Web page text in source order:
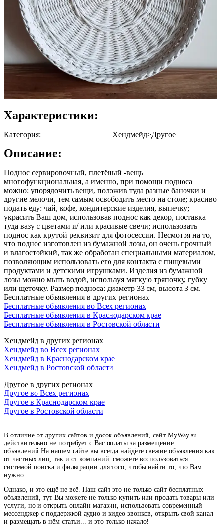
Характеристики:
Категория: Хендмейд>Другое
Описание:
Поднос сервировочный, плетёный -вещь
многофункциональная, а именно, при помощи подноса
можно: упорядочить вещи, положив туда разные баночки и
другие мелочи, тем самым освободить место на столе; красиво
подать еду: чай, кофе, кондитерские изделия, выпечку;
украсить Ваш дом, использовав поднос как декор, поставка
туда вазу с цветами и/ или красивые свечи; использовать
поднос как крутой реквизит для фотосессии. Несмотря на то,
что поднос изготовлен из бумажной лозы, он очень прочный
и влагостойкий, так же обработан специальными материалом,
позволяющим использовать его для контакта с пищевыми
продуктами и детскими игрушками. Изделия из бумажной
лозы можно мыть водой, используя мягкую тряпочку, губку
или щеточку. Размер подноса: диаметр 33 см, высота 3 см.
Бесплатные объявления в других регионах
Бесплатные объявления во Всех регионах
Бесплатные объявления в Краснодарском крае
Бесплатные объявления в Ростовской области
Хендмейд в других регионах
Хендмейд во Всех регионах
Хендмейд в Краснодарском крае
Хендмейд в Ростовской области
Другое в других регионах
Другое во Всех регионах
Другое в Краснодарском крае
Другое в Ростовской области
В отличие от других сайтов и досок объявлений, сайт MyWay.su
действительно не потребует с Вас оплаты за размещение
объявлений.На нашем сайте вы всегда найдёте свежие объявления как
от частных лиц, так и от компаний, сможете воспользоваться
системой поиска и фильтрации для того, чтобы найти то, что Вам
нужно.
Однако, и это ещё не всё. Наш сайт это не только сайт бесплатных
объявлений, тут Вы можете не только купить или продать товары или
услуги, но и открыть онлайн магазин, использовать современный
мессенджер с поддержкой аудио и видео звонков, открыть свой канал
и размещать в нём статьи... и это только начало!